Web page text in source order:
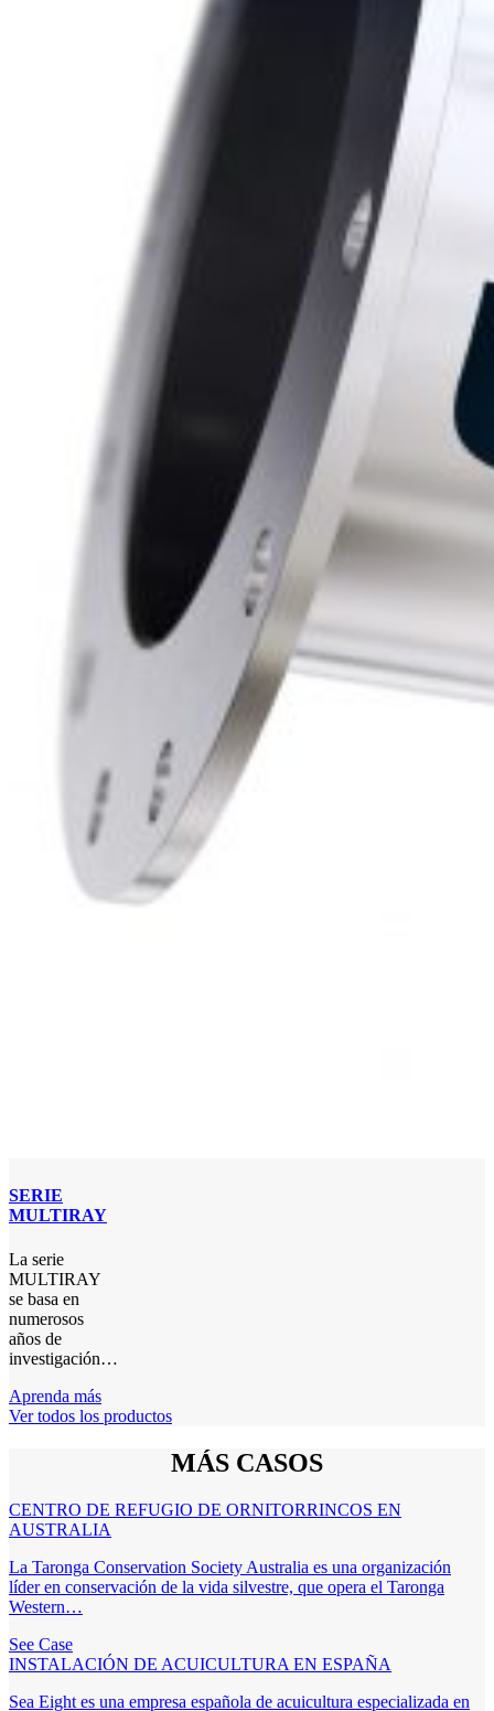
SERIE
MULTIRAY
La serie
MULTIRAY
se basa en
numerosos
años de
investigación…
Aprenda más
Ver todos los productos
MÁS CASOS
CENTRO DE REFUGIO DE ORNITORRINCOS EN
AUSTRALIA
La Taronga Conservation Society Australia es una organización
líder en conservación de la vida silvestre, que opera el Taronga
Western…
See Case
INSTALACIÓN DE ACUICULTURA EN ESPAÑA
Sea Eight es una empresa española de acuicultura especializada en